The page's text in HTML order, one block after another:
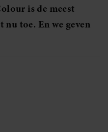
is de meest
toe. En we geven